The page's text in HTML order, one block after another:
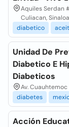
Aquiles Serdan
Culiacan, Sinaloa
diabetico
Unidad De
Diabetico E
Diabeticos
Av.
diabetes
Acción